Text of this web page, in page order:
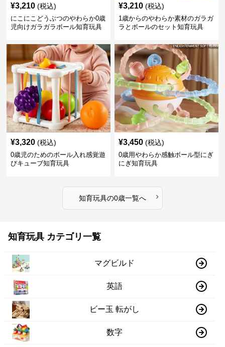
¥3,210 (税込)
にこにこどうぶつのやわらか0歳
児向けガラガラボール知育玩具
¥3,210 (税込)
1歳からのやわらか素材のガラガ
ラとボールのセット知育玩具
¥3,320 (税込)
0歳児のためのボール入れ感覚遊
びキューブ知育玩具
¥3,450 (税込)
0歳用やわらか感触ボール型にぎ
にぎ知育玩具
知育玩具の0歳一覧へ ›
知育玩具 カテゴリ一覧
マグビルド
英語
ビー玉 転がし
数字